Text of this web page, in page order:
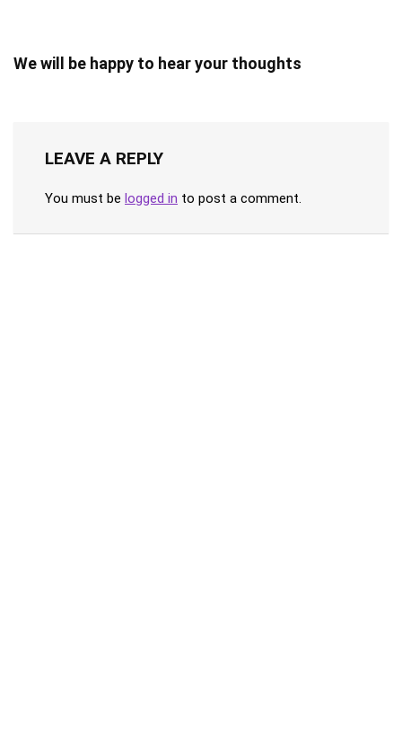
We will be happy to hear your thoughts
LEAVE A REPLY
You must be logged in to post a comment.